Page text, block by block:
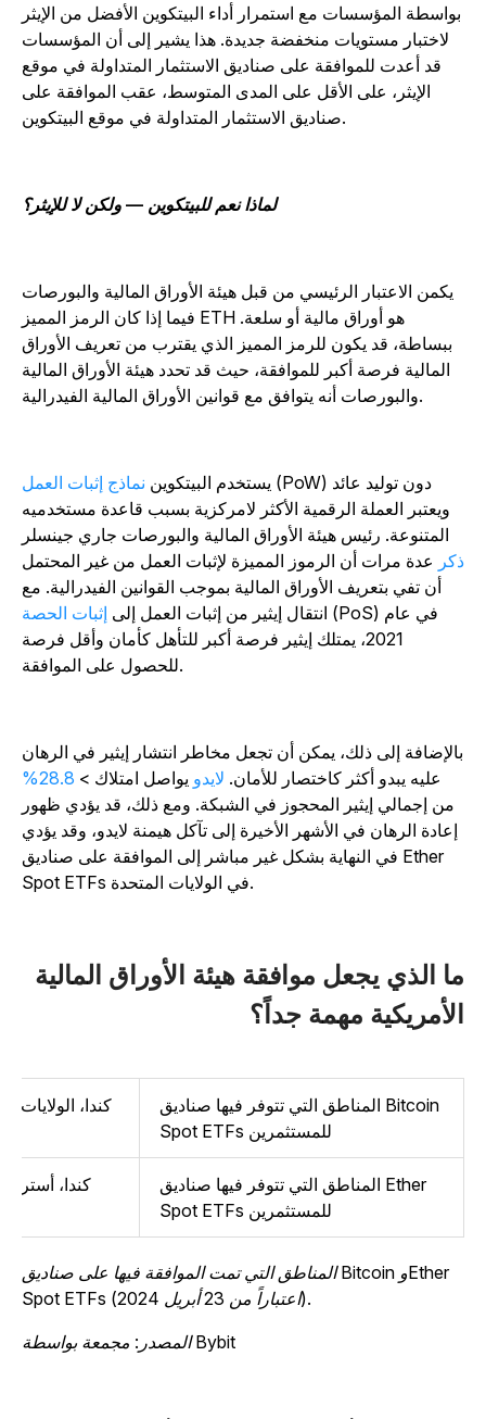
بواسطة المؤسسات مع استمرار أداء البيتكوين الأفضل من الإيثر
لاختبار مستويات منخفضة جديدة. هذا يشير إلى أن المؤسسات
قد أعدت للموافقة على صناديق الاستثمار المتداولة في موقع
الإيثر، على الأقل على المدى المتوسط، عقب الموافقة على
لماذا نعم للبيتكوين—ولكن لا للإيثر؟
يكمن الاعتبار الرئيسي من قبل هيئة الأوراق المالية والبورصات
فيما إذا كان الرمز المميز ETH هو أوراق مالية أو سلعة.
ببساطة، قد يكون للرمز المميز الذي يقترب من تعريف الأوراق
المالية فرصة أكبر للموافقة، حيث قد تحدد هيئة الأوراق المالية
يستخدم البيتكويننماذج إثبات العمل
(PoW) دون توليد عائد
ويعتبر العملة الرقمية الأكثر لامركزية بسبب قاعدة مستخدميه
المتنوعة. رئيس هيئة الأوراق المالية والبورصات جاري جينسلر
عدة مرات أن الرموز المميزة لإثبات العمل من غير المحتمل
أن تفي بتعريف الأوراق المالية بموجب القوانين الفيدرالية. مع
انتقال إيثير من إثبات العمل إلىإثبات الحصة
(PoS) في عام
2021، يمتلك إيثير فرصة أكبر للتأهل كأمان وأقل فرصة
إلى ذلك، يمكن أن تجعل مخاطر انتشار إيثير في الرهان
عليه يبدو أكثر كاختصار للأمان.لايدويواصل امتلاك >28.8%
من إجمالي إيثير المحجوز في الشبكة. ومع ذلك، قد يؤدي ظهور
إعادة الرهان في الأشهر الأخيرة إلى تآكل هيمنة لايدو، وقد يؤدي
في النهاية بشكل غير مباشر إلى الموافقة على صناديق Ether
الذي يجعل موافقة هيئة الأوراق المالية
مهمة جداً؟
المناطق التي تتوفر فيها صناديق Bitcoin
Spot ETFs للمستثمرين
كندا، الولايات
المناطق التي تتوفر فيها صناديق Ether
Spot ETFs للمستثمرين
كندا، أستراليا
المناطق التي تمت الموافقة فيها على صناديق Bitcoin وEther
المصدر: مجمعة بواسطة Bybit